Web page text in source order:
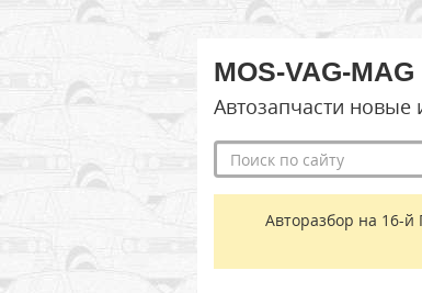
MOS-VAG-MAG
Автозапчасти новые
Авторазбор на 16-й